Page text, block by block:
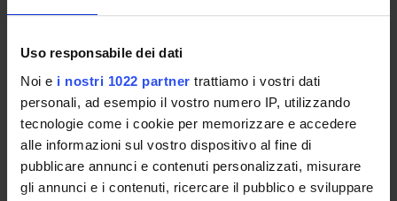
Uso responsabile dei dati
Noi e i nostri 1022 partner trattiamo i vostri dati
personali, ad esempio il vostro numero IP, utilizzando
tecnologie come i cookie per memorizzare e accedere
alle informazioni sul vostro dispositivo al fine di
pubblicare annunci e contenuti personalizzati, misurare
gli annunci e i contenuti, ricercare il pubblico e sviluppare
Number of places
1
Number of fixed-term places
1
RESULT/RANKING LISTS